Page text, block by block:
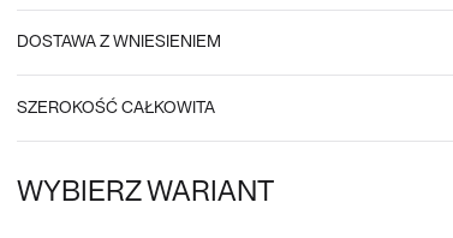
DOSTAWA Z WNIESIENIEM
SZEROKOŚĆ CAŁKOWITA
WYBIERZ WARIANT